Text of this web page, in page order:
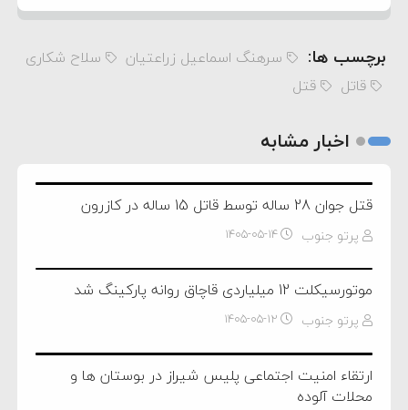
برچسب ها: سرهنگ اسماعیل زراعتیان
سلاح شکاری
قاتل
قتل
اخبار مشابه
قتل جوان 28 ساله توسط قاتل 15 ساله در کازرون
پرتو جنوب ۱۴۰۵-۰۵-۱۴
موتورسيكلت 12 ميلياردی قاچاق روانه پاركينگ شد
پرتو جنوب ۱۴۰۵-۰۵-۱۲
ارتقاء امنیت اجتماعی پلیس شیراز در بوستان ها و
محلات آلوده